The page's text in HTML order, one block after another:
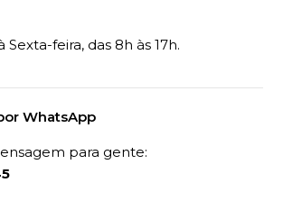
Sexta-feira, das 8h às 17h.
WhatsApp
para gente: